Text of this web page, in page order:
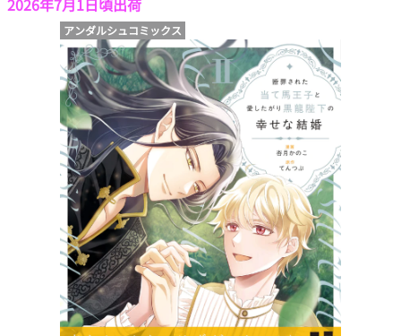
2026年7月1日頃出荷
アンダルシュコミックス